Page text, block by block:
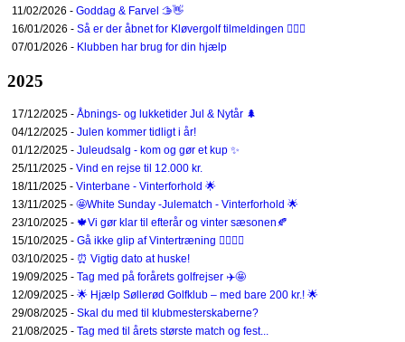
11/02/2026 - Goddag & Farvel 🫱👋
16/01/2026 - Så er der åbnet for Kløvergolf tilmeldingen 🏌️‍♀️🤩
07/01/2026 - Klubben har brug for din hjælp
2025
17/12/2025 - Åbnings- og lukketider Jul & Nytår 🌲
04/12/2025 - Julen kommer tidligt i år!
01/12/2025 - Juleudsalg - kom og gør et kup ✨
25/11/2025 - Vind en rejse til 12.000 kr.
18/11/2025 - Vinterbane - Vinterforhold 🌟
13/11/2025 - 🤩White Sunday -Julematch - Vinterforhold 🌟
23/10/2025 - 🍁Vi gør klar til efterår og vinter sæsonen🍂
15/10/2025 - Gå ikke glip af Vintertræning 🏌️‍♂️🏌️‍♀️
03/10/2025 - ⏰ Vigtig dato at huske!
19/09/2025 - Tag med på forårets golfrejser ✈️🤩
12/09/2025 - 🌟 Hjælp Søllerød Golfklub – med bare 200 kr.! 🌟
29/08/2025 - Skal du med til klubmesterskaberne?
21/08/2025 - Tag med til årets største match og fest...